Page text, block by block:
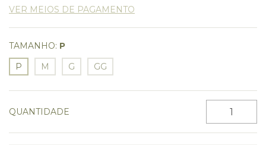
VER MEIOS DE PAGAMENTO
TAMANHO: P
P
M G GG
QUANTIDADE